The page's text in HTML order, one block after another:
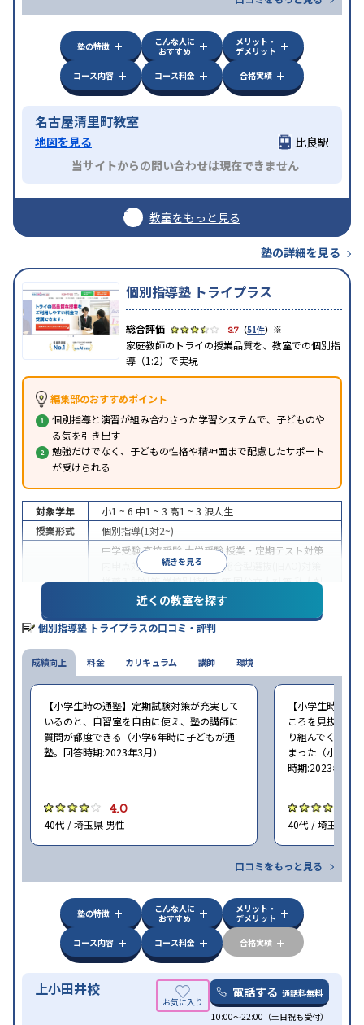
塾の特徴
こんな人に
おすすめ
メリット・
デメリット
コース内容
コース料金 合格実績
名古屋清里町教室
地図を見る
比良駅
当サイトからの問い合わせは現在できません
教室をもっと見る
塾の詳細を見る
個別指導塾 トライプラス
3.7 （51件） ※
家庭教師のトライの授業品質を、教室での個別指
導（1:2）で実現
編集部のおすすめポイント
個別指導と演習が組み合わさった学習システムで、子どものや
る気を引き出す
勉強だけでなく、子どもの性格や精神面まで配慮したサポート
が受けられる
続きを見る
対象学年 小1 ~ 6 中1 ~ 3 高1 ~ 3 浪人生
授業形式
個別指導(1対2~)
中学受験高校受験大学受験 授業・定期テスト対策
内申点対策
学習習慣の定着
総合型選抜(旧AO)対策
推薦入試対策学校別特化対策国公立大対策私大対
共通テスト対策英検(英語検定)対策
その他
科目別特化対策
特徴
応
学習にPC・タブレットを利用1科目から受講可
能季節講習のみの受講可自習室あり
近くの教室を探す
個別指導塾 トライプラスの口コミ・評判
成績向上
【小学生時の通塾】定期試験対策が充実して
いるのと、自習室を自由に使え、塾の講師に
質問が都度できる（小学6年時に子どもが通
塾。回答時期:2023年3月）
4.0
40代 / 埼玉県 男性
【小学生時の通
ころを見抜いて
り組んでくれた
まった（小学5
時期:2023年3月
40代 / 埼玉県 女
口コミをもっと見る
料金 カリキュラム 講師 環境
塾の特徴
こんな人に
おすすめ
メリット・
デメリット
コース内容
コース料金 合格実績
上小田井校 電話する 通話料無料
10:00～22:00（土日祝も受付）